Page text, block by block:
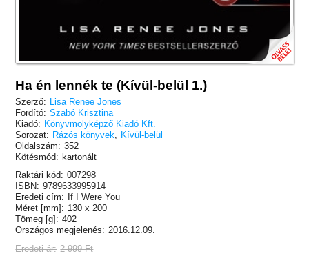
Ha én lennék te (Kívül-belül 1.)
Szerző: Lisa Renee Jones
Fordító: Szabó Krisztina
Kiadó: Könyvmolyképző Kiadó Kft.
Sorozat: Rázós könyvek, Kívül-belül
Oldalszám: 352
Kötésmód: kartonált
Raktári kód: 007298
ISBN: 9789633995914
Eredeti cím:
If I Were You
Méret [mm]: 130 x 200
Tömeg [g]: 402
Országos megjelenés: 2016.12.09.
Eredeti ár: 2 999 Ft